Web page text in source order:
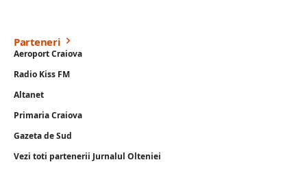
Parteneri
Aeroport Craiova
Radio Kiss FM
Altanet
Primaria Craiova
Gazeta de Sud
Vezi toti partenerii Jurnalul Olteniei